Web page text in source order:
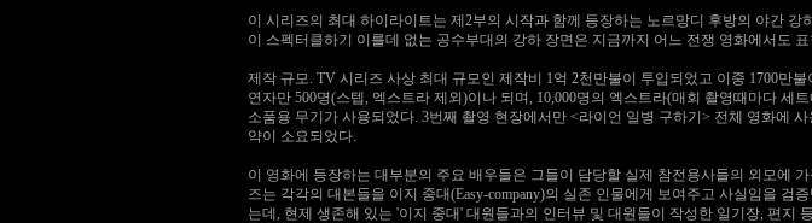
이 시리즈의 최대 하이라이트는 제2부의 시작과 함께 등장하는 노르망디 후방의 야간
이 스펙터클하기 이를데 없는 공수부대의 강하 장면은 지금까지 어느 전쟁 영화에서도
제작 규모. TV 시리즈 사상 최대 규모인 제작비 1억 2천만불이 투입되었고 이중 1700만
연자만 500명(스텝, 엑스트라 제외)이나 되며, 10,000명의 엑스트라(매회 촬영때마다 세
소품용 무기가 사용되었다. 3번째 촬영 현장에서만 <라이언 일병 구하기> 전체 영화에
약이 소요되었다.
이 영화에 등장하는 대부분의 주요 배우들은 그들이 담당할 실제 참전용사들의 외모에
즈는 각각의 대본들을 이지 중대(Easy-company)의 실존 인물에게 보여주고 사실임을
는데, 현제 생존해 있는 '이지 중대' 대원들과의 인터뷰 및 대원들이 작성한 일기장, 편